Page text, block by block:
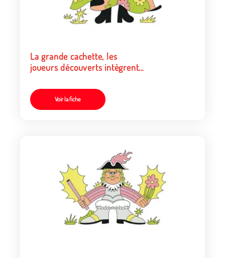
La grande cachette, les
joueurs découverts intègrent
Voir la fiche